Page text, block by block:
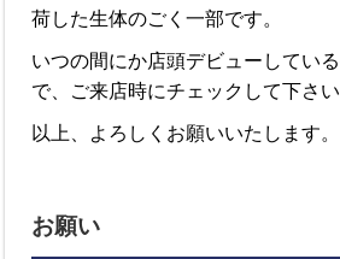
荷した生体のごく一部です。
いつの間にか店頭デビューしてい
で、ご来店時にチェックして下さい
以上、よろしくお願いいたします。
お願い